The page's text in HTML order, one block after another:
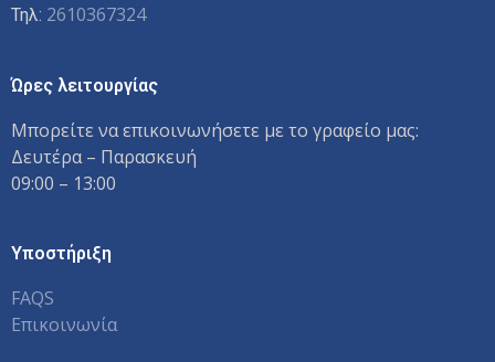
Τηλ: 2610367324
Ώρες λειτουργίας
Μπορείτε να επικοινωνήσετε με το γραφείο μας:
Δευτέρα – Παρασκευή
09:00 – 13:00
Υποστήριξη
FAQS
Επικοινωνία